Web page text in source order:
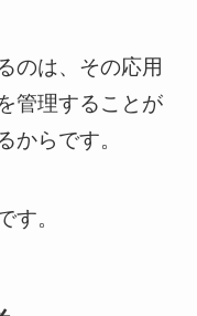
のは、その応用
管理することが
からです。
す。